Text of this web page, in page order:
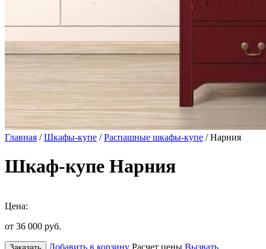
Главная /Шкафы-купе /Распашные шкафы-купе / Нарния
Шкаф-купе Нарния
Цена:
от 36 000 руб.
Добавить в корзину Расчет цены Вызвать